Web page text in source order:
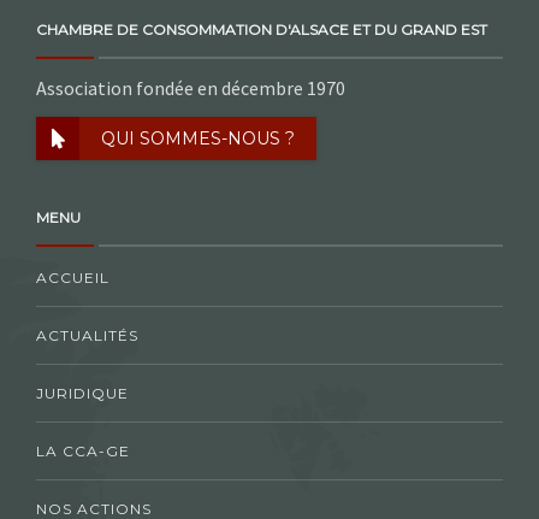
CHAMBRE DE CONSOMMATION D'ALSACE ET DU GRAND EST
Association fondée en décembre 1970
QUI SOMMES-NOUS ?
MENU
ACCUEIL
ACTUALITÉS
JURIDIQUE
LA CCA-GE
NOS ACTIONS